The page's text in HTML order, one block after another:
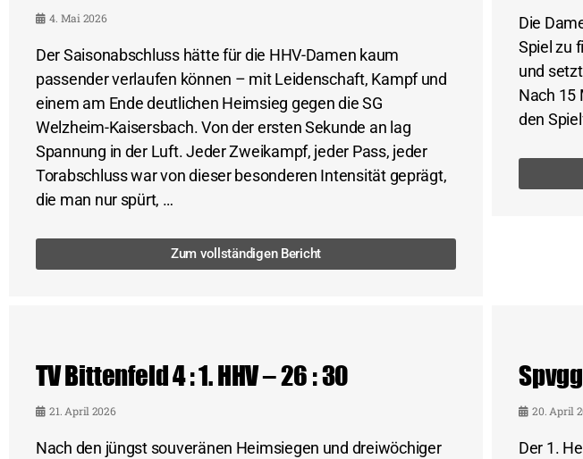
4. Mai 2026
Der Saisonabschluss hätte für die HHV-Damen kaum
passender verlaufen können – mit Leidenschaft, Kampf und
einem am Ende deutlichen Heimsieg gegen die SG
Welzheim-Kaisersbach. Von der ersten Sekunde an lag
Spannung in der Luft. Jeder Zweikampf, jeder Pass, jeder
Torabschluss war von dieser besonderen Intensität geprägt,
die man nur spürt, …
Zum vollständigen Bericht
Die
Spiel zu
und
Nach 15
den
TV Bittenfeld 4 : 1. HHV – 26 : 30
21. April 2026
Nach den jüngst souveränen Heimsiegen und dreiwöchiger
20. April
Der 1.